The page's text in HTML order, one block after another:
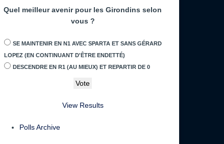
Quel meilleur avenir pour les Girondins selon
vous ?
SE MAINTENIR EN N1 AVEC SPARTA ET SANS GÉRARD
LOPEZ (EN CONTINUANT D'ÊTRE ENDETTÉ)
DESCENDRE EN R1 (AU MIEUX) ET REPARTIR DE 0
View Results
Polls Archive